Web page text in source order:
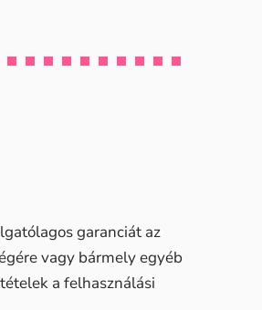
garanciát az
vagy bármely egyéb
a felhasználási